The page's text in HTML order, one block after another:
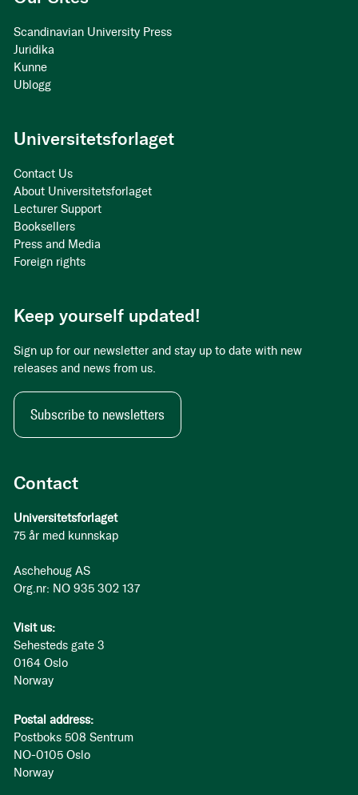
Contact
Universitetsforlaget
75 år med kunnskap
Aschehoug AS
Org.nr: NO 935 302 137
Visit us:
Sehesteds gate 3
0164 Oslo
Norway
Postal address:
Postboks 508 Sentrum
NO-0105 Oslo
Norway
Scandinavian University Press
Juridika
Kunne
Ublogg
Universitetsforlaget
Contact Us
About Universitetsforlaget
Lecturer Support
Booksellers
Press and Media
Foreign rights
Keep yourself updated!
Sign up for our newsletter and stay up to date with new
releases and news from us.
Subscribe to newsletters